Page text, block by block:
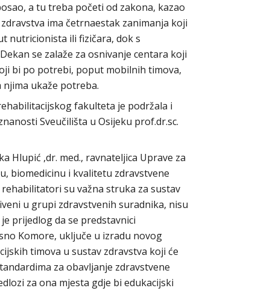
a tu treba početi od zakona, kazao
ima četrnaestak zanimanja koji
nutricionista ili fizičara, dok s
se zalaže za osnivanje centara koji
bi po potrebi, poput mobilnih timova,
ukaže potreba.
fakulteta je podržala i
Sveučilišta u Osijeku prof.dr.sc.
Hlupić ,dr. med., ravnateljica Uprave za
biomedicinu i kvalitetu zdravstvene
su važna struka za sustav
u grupi zdravstvenih suradnika, nisu
prijedlog da se predstavnici
Komore, uključe u izradu novog
timova u sustav zdravstva koji će
za obavljanje zdravstvene
za ona mjesta gdje bi edukacijski